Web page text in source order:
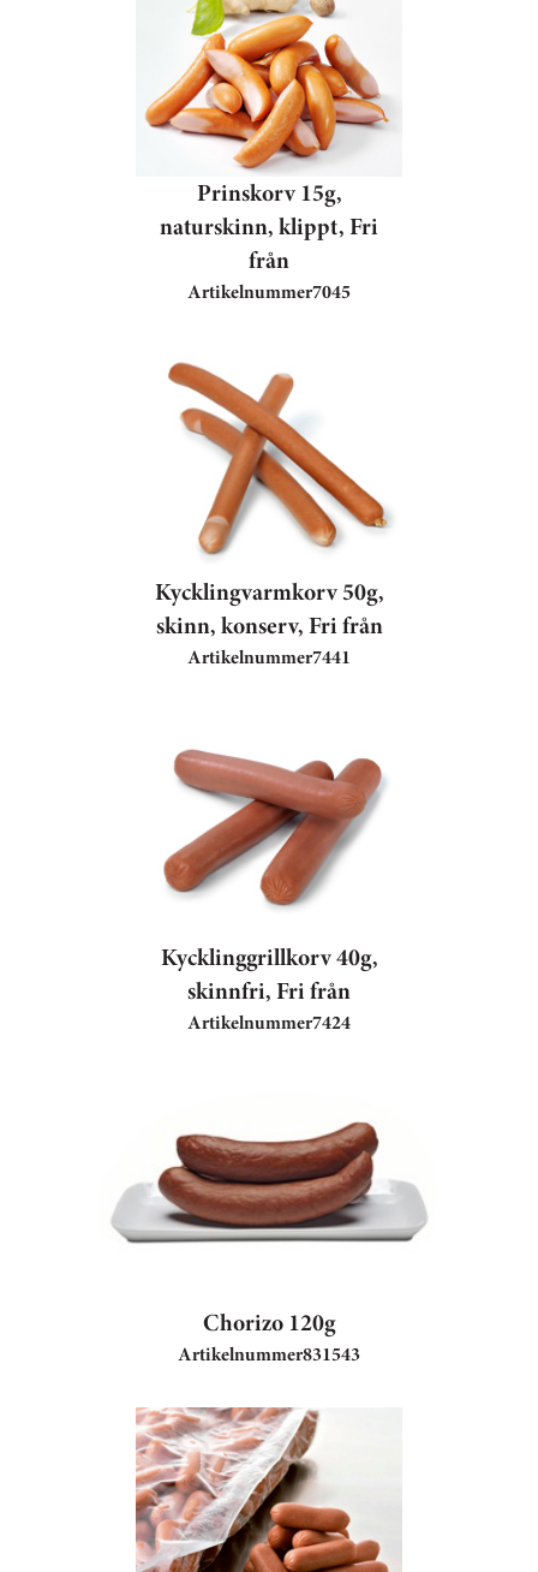
Prinskorv 15g,
naturskinn, klippt, Fri
från
Artikelnummer7045
Kycklingvarmkorv 50g,
skinn, konserv, Fri från
Artikelnummer7441
Kycklinggrillkorv 40g,
skinnfri, Fri från
Artikelnummer7424
Chorizo 120g
Artikelnummer831543